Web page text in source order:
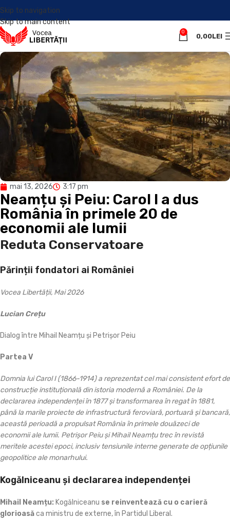
Skip to navigation
Skip to main content
0
0,00LEI
mai 13, 2026 3:17 pm
Neamțu și Peiu: Carol I a dus
România în primele 20 de
economii ale lumii
Reduta Conservatoare
Părinții fondatori ai României
Vocea Libertății, Mai 2026
Lucian Crețu
Dialog între Mihail Neamțu și Petrișor Peiu
Partea V
Domnia lui Carol I (1866-1914) a reprezentat cel mai consistent efort de
construcție instituțională din istoria modernă a României. De la
declararea independenței în 1877 și transformarea în regat în 1881,
până la marile proiecte de infrastructură feroviară, portuară și bancară,
această perioadă a propulsat România în primele douăzeci de
economii ale lumii. Petrișor Peiu și Mihail Neamțu trec în revistă
meritele acestei epoci, inclusiv tensiunile interne generate de opțiunile
geopolitice ale monarhului.
Kogălniceanu și declararea independenței
Mihail Neamțu: Kogălniceanu se reinventează cu o carieră
glorioasăca ministru de externe, în Partidul Liberal.